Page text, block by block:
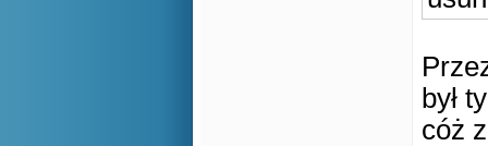
był
cóż